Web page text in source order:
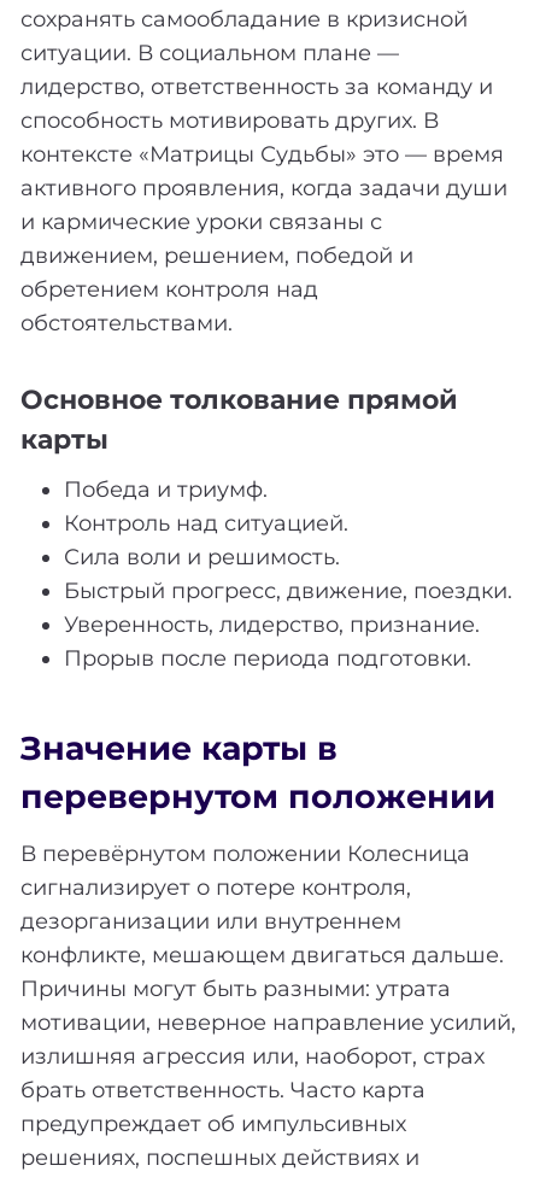
сохранять самообладание в кризисной
ситуации. В социальном плане —
лидерство, ответственность за команду и
способность мотивировать других. В
контексте «Матрицы Судьбы» это — время
активного проявления, когда задачи души
и кармические уроки связаны с
движением, решением, победой и
обретением контроля над
обстоятельствами.
Основное толкование прямой
карты
Победа и триумф.
Контроль над ситуацией.
Сила воли и решимость.
Быстрый прогресс, движение, поездки.
Уверенность, лидерство, признание.
Прорыв после периода подготовки.
Значение карты в
перевернутом положении
В перевёрнутом положении Колесница
сигнализирует о потере контроля,
дезорганизации или внутреннем
конфликте, мешающем двигаться дальше.
Причины могут быть разными: утрата
мотивации, неверное направление усилий,
излишняя агрессия или, наоборот, страх
брать ответственность. Часто карта
предупреждает об импульсивных
решениях, поспешных действиях и